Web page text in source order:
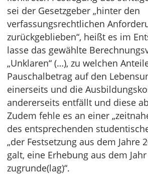
sei der Gesetzgeber „hinter den
verfassungsrechtlichen
zurückgeblieben“, heißt es im
lasse das gewählte
„Unklaren“ (…), zu welchen
Pauschalbetrag auf den
einerseits und die
andererseits entfällt und diese
Zudem fehle es an einer
des entsprechenden
„der Festsetzung aus dem Jahre
galt, eine Erhebung aus dem
zugrunde(lag)“.